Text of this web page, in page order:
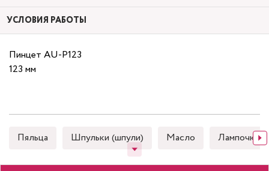
УСЛОВИЯ РАБОТЫ
Пинцет AU-P123
123 мм
Пяльца Шпульки (шпули) Масло Лампочки